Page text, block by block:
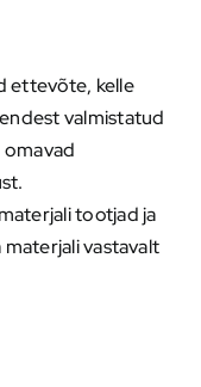
ettevõte, kelle
valmistatud
tootjad ja
vastavalt